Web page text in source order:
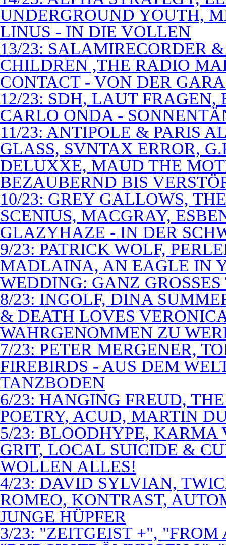
UNDERGROUND YOUTH,
LINUS - IN DIE VOLLEN
13/23: SALAMIRECORDER
CHILDREN ,THE RADIO
CONTACT - VON DER
12/23: SDH, LAUT
CARLO ONDA -
11/23: ANTIPOLE & PARIS
GLASS, SVNTAX ERROR,
DELUXXE, MAUD THE
BEZAUBERND BIS
10/23: GREY GALLOWS,
SCENIUS, MACGRAY,
GLAZYHAZE - IN DER
9/23: PATRICK WOLF,
MADLAINA, AN EAGLE IN
WEDDING: GANZ
8/23: INGOLF, DINA
& DEATH LOVES
WAHRGENOMMEN ZU
7/23: PETER MERGENER,
FIREBIRDS - AUS DEM
TANZBODEN
6/23: HANGING FREUD,
POETRY, ACUD, MARTIN
5/23: BLOODHYPE, KARMA
GRIT, LOCAL SUICIDE &
WOLLEN ALLES!
4/23: DAVID SYLVIAN,
ROMEO, KONTRAST,
JUNGE HÜPFER
3/23: "ZEITGEIST +", "FROM